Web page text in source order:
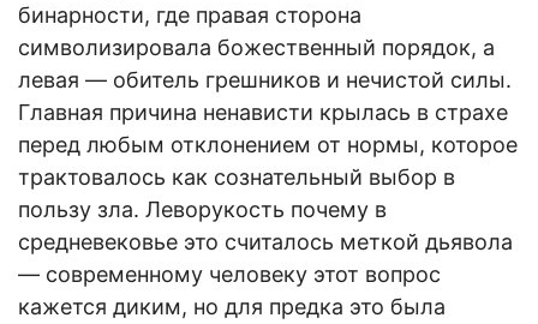
бинарности, где правая сторона
символизировала божественный порядок, а
левая — обитель грешников и нечистой силы.
Главная причина ненависти крылась в страхе
перед любым отклонением от нормы, которое
трактовалось как сознательный выбор в
пользу зла. Леворукость почему в
средневековье это считалось меткой дьявола
— современному человеку этот вопрос
кажется диким, но для предка это была